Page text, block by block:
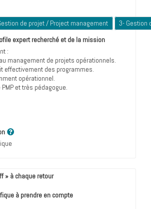
de projet / Project management
3- Gestion
expert recherché et de la mission
:
management de projets opérationnels.
effectivement des programmes.
opérationnel.
et très pédagogue.
» à chaque retour
à prendre en compte